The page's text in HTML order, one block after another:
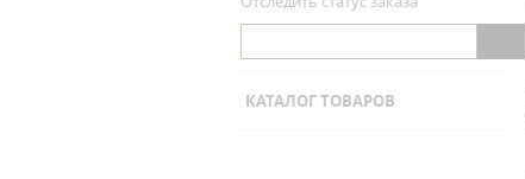
КАТАЛОГ ТОВАРОВ